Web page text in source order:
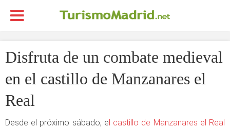
Disfruta de un combate medieval
en el castillo de Manzanares el
Real
Desde el próximo sábado, el castillo de Manzanares el Real